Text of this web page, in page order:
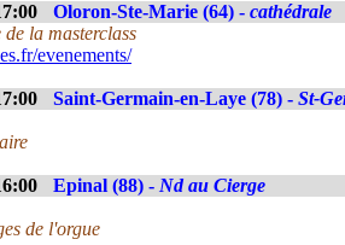
Oloron-Ste-Marie (64) - cathédrale
la masterclass
evenements/
Saint-Germain-en-Laye (78) - St-
Epinal (88) - Nd au Cierge
de l'orgue